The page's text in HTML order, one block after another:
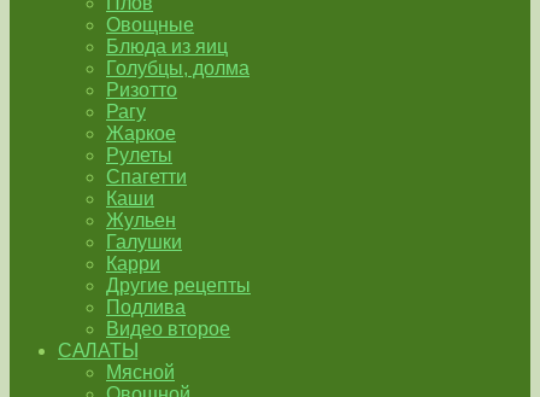
Овощные
Блюда из яиц
Голубцы, долма
Ризотто
Рагу
Жаркое
Рулеты
Спагетти
Каши
Жульен
Галушки
Карри
Другие рецепты
Подлива
Видео второе
САЛАТЫ
Мясной